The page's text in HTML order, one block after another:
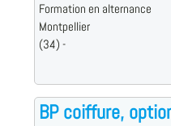
Formation en alternance
Montpellier
(34) -
BP coiffure,